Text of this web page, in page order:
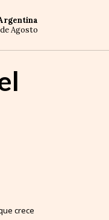
Agosto
crece